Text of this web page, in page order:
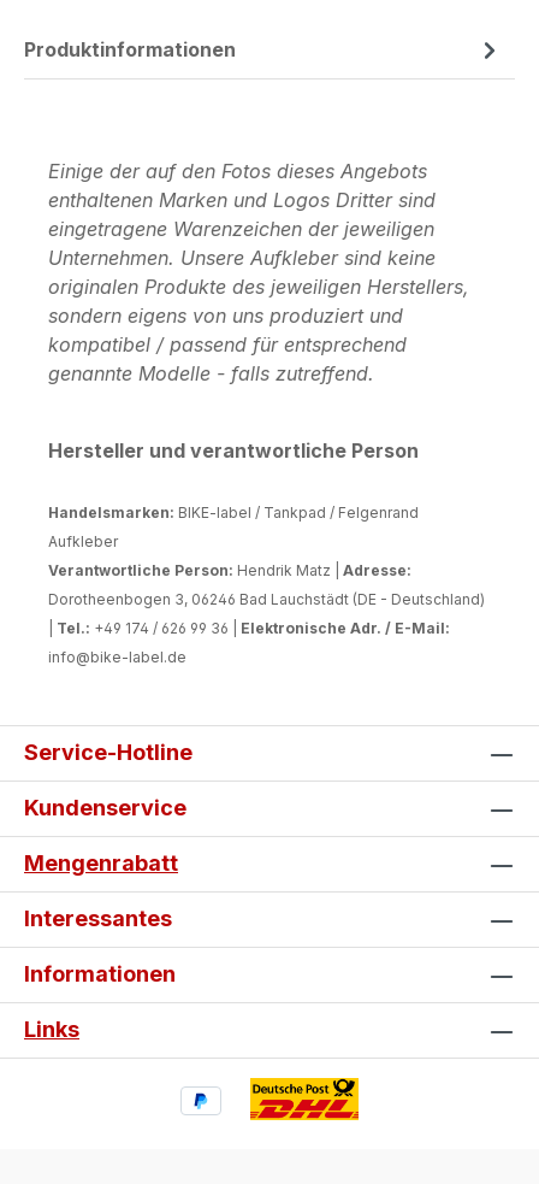
Produktinformationen
Einige der auf den Fotos dieses Angebots
enthaltenen Marken und Logos Dritter sind
eingetragene Warenzeichen der jeweiligen
Unternehmen. Unsere Aufkleber sind keine
originalen Produkte des jeweiligen Herstellers,
sondern eigens von uns produziert und
kompatibel / passend für entsprechend
genannte Modelle - falls zutreffend.
Hersteller und verantwortliche Person
Handelsmarken: BIKE-label / Tankpad / Felgenrand
Aufkleber
Verantwortliche Person: Hendrik Matz | Adresse:
Dorotheenbogen 3, 06246 Bad Lauchstädt (DE - Deutschland)
Tel.: +49 174 / 626 99 36 | Elektronische Adr. / E-Mail:
info@bike-label.de
Service-Hotline
Kundenservice
Mengenrabatt
Interessantes
Informationen
Links